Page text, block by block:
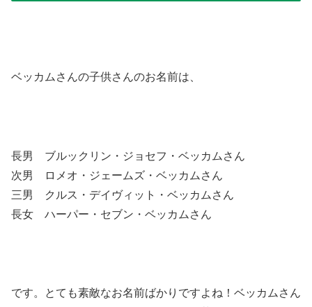
ベッカムさんの子供さんのお名前は、
長男 ブルックリン・ジョセフ・ベッカムさん
次男 ロメオ・ジェームズ・ベッカムさん
三男 クルス・デイヴィット・ベッカムさん
長女 ハーパー・セブン・ベッカムさん
です。とても素敵なお名前ばかりですよね！ベッカムさん